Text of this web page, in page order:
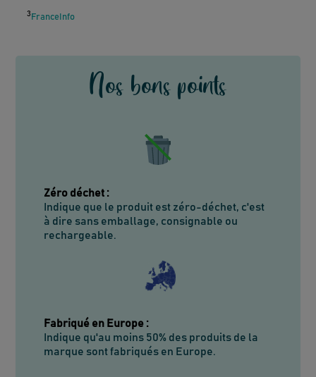
3FranceInfo
Nos bons points
Zéro déchet :
Indique que le produit est zéro-déchet, c'est
à dire sans emballage, consignable ou
rechargeable.
Fabriqué en Europe :
Indique qu'au moins 50% des produits de la
marque sont fabriqués en Europe.